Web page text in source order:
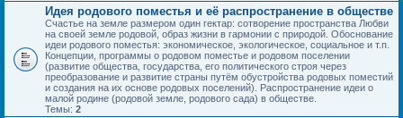
Идея родового поместья и её распространение в обществе
Счастье на земле размером один гектар: сотворение пространства Любви
на своей земле родовой, образ жизни в гармонии с природой. Обоснование
идеи родового поместья: экономическое, экологическое, социальное и т.п.
Концепции, программы о родовом поместье и родовом поселении
(развитие общества, государства, его политического строя через
преобразование и развитие страны путём обустройства родовых поместий
и создания на их основе родовых поселений). Распространение идеи о
малой родине (родовой земле, родового сада) в обществе.
Темы: 2